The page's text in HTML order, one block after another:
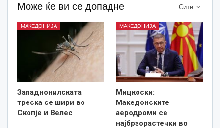
Сите
Може ќе ви се допадне
МАКЕДОНИЈА
Западнонилската
треска се шири во
Скопје и Велес
МАКЕДОНИЈА
Мицкоски:
Македонските
аеродроми се
најбрзорастечки во